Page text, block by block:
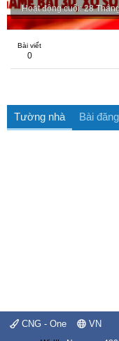
Hoạt động cuối 28
Bài viết
0
Tường nhà Bài đăng
CNG - One VN